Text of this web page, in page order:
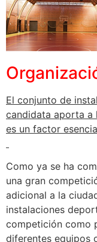
El conjunto de
candidata aporta a
es un factor
Como ya se ha
una gran
adicional a la
instalaciones
competición como
diferentes equipos